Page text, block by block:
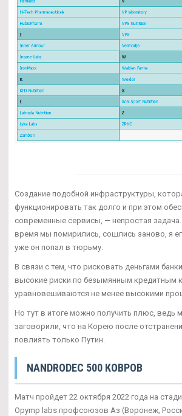
Создание подобной инфраструктуры,
функционировать так долго и при этом
современные сервисы, — непростая
время мы помирились, сошлись заново, я
уже он попал в тюрьму.
В связи с тем, что рисковать деньгами
высокие риски по безымянным кредитным
уравновешиваются не менее высокими
Но тут в итоге можно получить плюс, ведь
заговорили, что на Корею после
повлиять только Путин.
NANDRODEC 500 КОВРОВ
Матч пройдет 22 октября 2022 года на
Opymp labs профсоюзов Аз (Воронеж,